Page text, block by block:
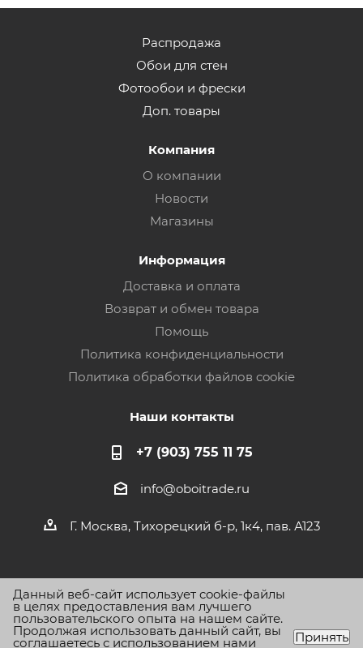
Распродажа
Обои для стен
Фотообои и фрески
Доп. товары
Компания
О компании
Новости
Магазины
Информация
Доставка и оплата
Возврат и обмен товара
Помощь
Политика конфиденциальности
Политика обработки файлов cookie
Наши контакты
+7 (903) 755 11 75
info@oboitrade.ru
Г. Москва, Тихорецкий б-р, 1к4, пав. А123
2026 © Oboitrade.ru - интернет-магазин
Данный веб-сайт использует cookie-файлы
в целях предоставления вам лучшего
пользовательского опыта на нашем сайте.
Продолжая использовать данный сайт, вы
соглашаетесь с использованием нами Принять